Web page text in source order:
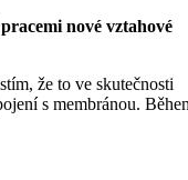
nové vztahové
že to ve skutečnosti
s membránou.